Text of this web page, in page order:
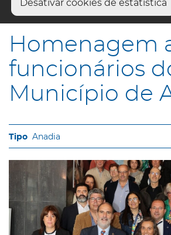
Desativar cookies de estatística
Homenagem a funcionários do
Homenagem
funcionários
Município de
Anadia